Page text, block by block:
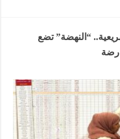
“النهضة” تضع